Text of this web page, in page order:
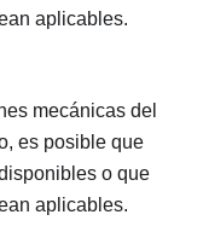
aplicables.
mecánicas del
es posible que
o que
aplicables.